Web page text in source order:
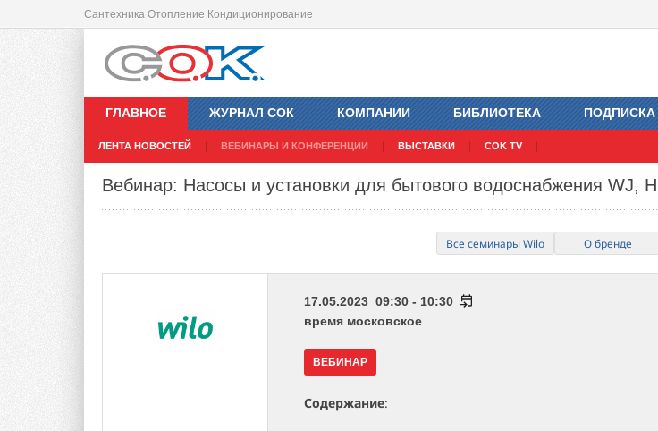
Сантехника Отопление Кондиционирование
ГЛАВНОЕ
ЛЕНТА НОВОСТЕЙ ВЕБИНАРЫ И КОНФЕРЕНЦИИ ВЫСТАВКИ COK TV
ЖУРНАЛ СОК КОМПАНИИ БИБЛИОТЕКА ПОДПИСКА
Вебинар: Насосы и установки для бытового водоснабжения WJ,
Все семинары Wilo О бренде
17.05.2023 09:30 - 10:30
время московское
ВЕБИНАР
Содержание: